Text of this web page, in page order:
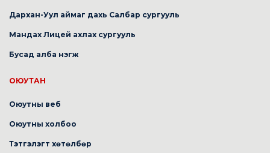
Дархан-Уул аймаг дахь Салбар сургууль
Мандах Лицей ахлах сургууль
Бусад алба нэгж
ОЮУТАН
Оюутны веб
Оюутны холбоо
Тэтгэлэгт хөтөлбөр